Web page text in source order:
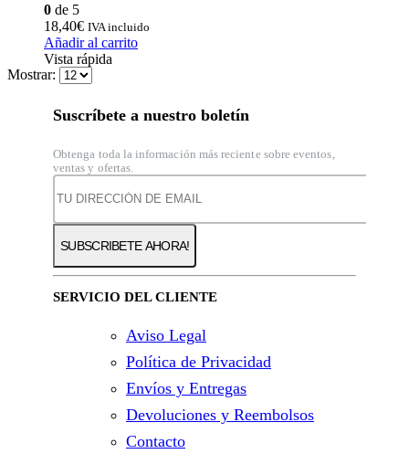
0 de 5
18,40€ IVA incluido
Añadir al carrito
Vista rápida
Mostrar:
Suscríbete a nuestro boletín
Obtenga toda la información más reciente sobre eventos,
ventas y ofertas.
SERVICIO DEL CLIENTE
Aviso Legal
Política de Privacidad
Envíos y Entregas
Devoluciones y Reembolsos
Contacto